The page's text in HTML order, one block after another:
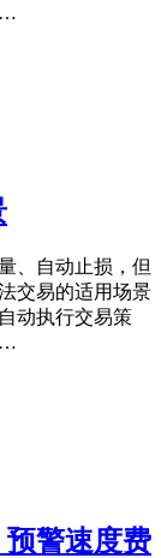
…
、自动止损，但
交易的适用场景
动执行交易策
…
警速度费